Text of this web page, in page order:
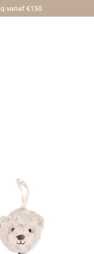
vanaf €150